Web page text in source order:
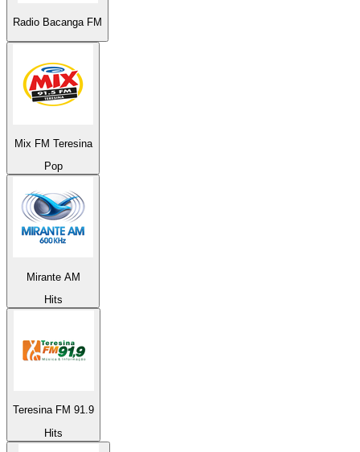
Radio Bacanga FM
Mix FM Teresina
Pop
Mirante AM
Hits
Teresina FM 91.9
Hits